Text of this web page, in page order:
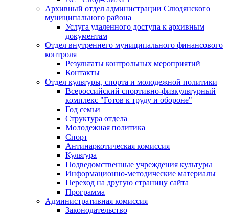
Архивный отдел администрации Слюдянского
муниципального района
Услуга удаленного доступа к архивным
документам
Отдел внутреннего муниципального финансового
контроля
Результаты контрольных мероприятий
Контакты
Отдел культуры, спорта и молодежной политики
Всероссийский спортивно-физкультурный
комплекс "Готов к труду и обороне"
Год семьи
Структура отдела
Молодежная политика
Спорт
Антинаркотическая комиссия
Культура
Подведомственные учреждения культуры
Информационно-методические материалы
Переход на другую страницу сайта
Программа
Административная комиссия
Законодательство